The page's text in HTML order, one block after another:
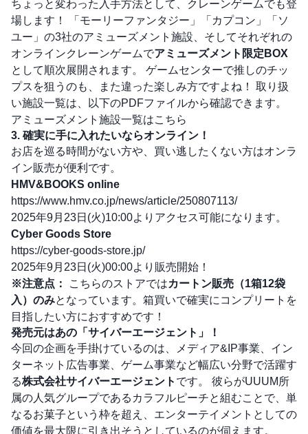
ちょっと変わった入手方法として、クレーンゲームでも登
場します！ 「モーリーファンタジー」「カプコン」「ソ
ユー」の3社のアミューズメント施設、そしてそれぞれの
オンラインクレーンゲームでアミューズメント限定BOX
として順次展開されます。 ゲームセンターで推しのチッ
プスを狙うのも、また違った楽しみ方ですよね！ 取り扱
い施設一覧は、以下のPDFファイルから確認できます。
アミューズメント施設一覧はこちら
3. 確実に手に入れたいならオンライン！
お店を巡る時間がない方や、買い逃したくない方はオンラ
イン販売が便利です。
HMV&BOOKS online
https://www.hmv.co.jp/news/article/250807113/
2025年9月23日(火)10:00よりアクセス可能になります。
Cyber Goods Store
https://cyber-goods-store.jp/
2025年9月23日(火)00:00より販売開始！
※注意点：
こちらのストアではカートン販売（1箱12袋
入）のみとなっています。箱買いで確実にコンプリートを
目指したい方におすすめです！
発売元はあの「サイバーエージェント」！
今回の企画を手掛けているのは、メディア&IP事業、イン
ターネット広告事業、ゲーム事業など幅広い分野で活躍す
る株式会社サイバーエージェント です。 彼らがUUUM所
属の人気グループであるカラフルピーチと組むことで、単
なるお菓子という枠を超え、エンターテイメントとしての
価値を最大限に引き出そうとしているのが伺えます。